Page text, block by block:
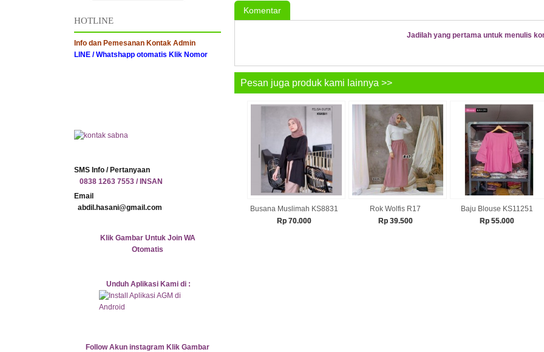
HOTLINE
Info dan Pemesanan Kontak Admin
LINE / Whatshapp otomatis Klik Nomor
SMS Info / Pertanyaan
0838 1263 7553 / INSAN
Email
abdil.hasani@gmail.com
Klik Gambar Untuk Join WA
Otomatis
Unduh Aplikasi Kami di :
Follow Akun instagram Klik Gambar
Komentar
Jadilah yang pertama untuk menulis
Pesan juga produk kami lainnya >>
Busana Muslimah KS8831
Rp 70.000
Rok Wolfis R17
Rp 39.500
Baju Blouse KS11251
Rp 55.000